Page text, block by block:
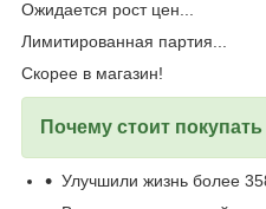
Ожидается рост цен...
Лимитированная партия...
Скорее в магазин!
Почему стоит
Улучшили жизнь более